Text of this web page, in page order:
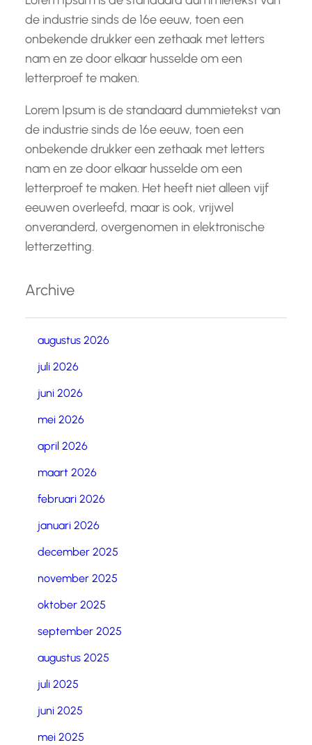
de industrie sinds de 16e eeuw, toen een
onbekende drukker een zethaak met letters
nam en ze door elkaar husselde om een
letterproef te maken.
Lorem Ipsum is de standaard dummietekst van
de industrie sinds de 16e eeuw, toen een
onbekende drukker een zethaak met letters
nam en ze door elkaar husselde om een
letterproef te maken. Het heeft niet alleen vijf
eeuwen overleefd, maar is ook, vrijwel
onveranderd, overgenomen in elektronische
letterzetting.
Archive
augustus 2026
juli 2026
juni 2026
mei 2026
april 2026
maart 2026
februari 2026
januari 2026
december 2025
november 2025
oktober 2025
september 2025
augustus 2025
juli 2025
juni 2025
mei 2025